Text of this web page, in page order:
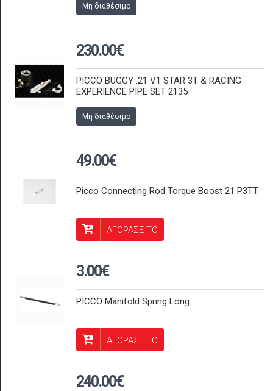
Μη διαθέσιμο
230.00€
PICCO BUGGY .21 V1 STAR 3T & RACING
EXPERIENCE PIPE SET 2135
Μη διαθέσιμο
49.00€
Picco Connecting Rod Torque Boost 21 P3TT
ΑΓΟΡΑΣΕ ΤΟ
3.00€
PICCO Manifold Spring Long
ΑΓΟΡΑΣΕ ΤΟ
240.00€